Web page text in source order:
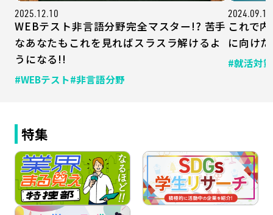
2025.12.10
WEBテスト非言語分野完全マスター!? 苦手
なあなたもこれを見ればスラスラ解けるよ
うになる!!
#WEBテスト#非言語分野
2024.09.10
これで
に向け
#就活対策
特集